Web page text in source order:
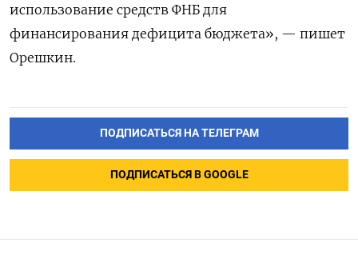
использование средств ФНБ для
финансирования дефицита бюджета», — пишет
Орешкин.
ПОДПИСАТЬСЯ НА ТЕЛЕГРАМ
ПОДПИСАТЬСЯ В GOOGLE